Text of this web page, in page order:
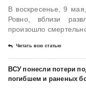
В воскресенье, 9
Ровно, вблизи
произошло
Читать всю статью
ВСУ понесли потери
погибшем и раненых